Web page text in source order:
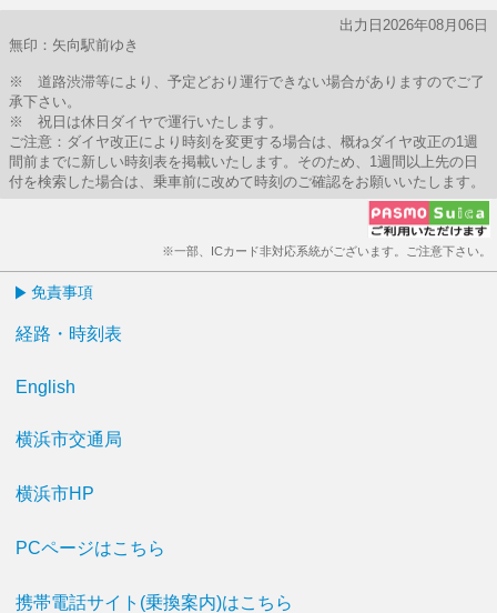
出力日2026年08月06日
無印：矢向駅前ゆき
※ 道路渋滞等により、予定どおり運行できない場合がありますのでご了
承下さい。
※ 祝日は休日ダイヤで運行いたします。
ご注意：ダイヤ改正により時刻を変更する場合は、概ねダイヤ改正の1週
間前までに新しい時刻表を掲載いたします。そのため、1週間以上先の日
付を検索した場合は、乗車前に改めて時刻のご確認をお願いいたします。
※一部、ICカード非対応系統がございます。ご注意下さい。
免責事項
経路・時刻表
English
横浜市交通局
横浜市HP
PCページはこちら
携帯電話サイト(乗換案内)はこちら